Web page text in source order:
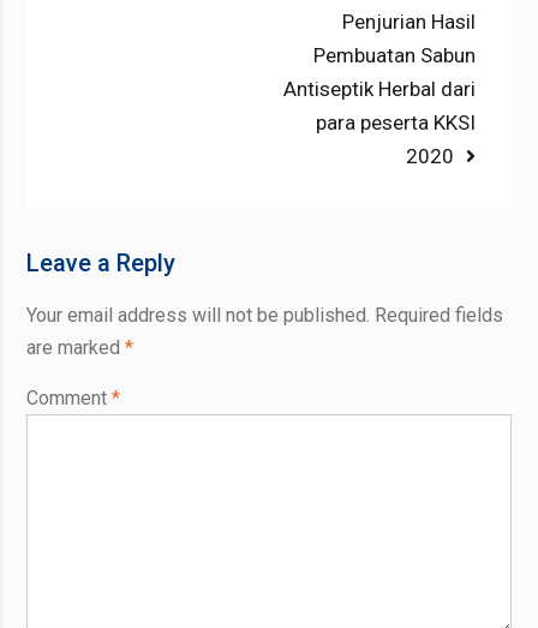
Penjurian Hasil
Pembuatan Sabun
Antiseptik Herbal dari
para peserta KKSI
2020
Leave a Reply
Your email address will not be published. Required fields
are marked *
Comment *